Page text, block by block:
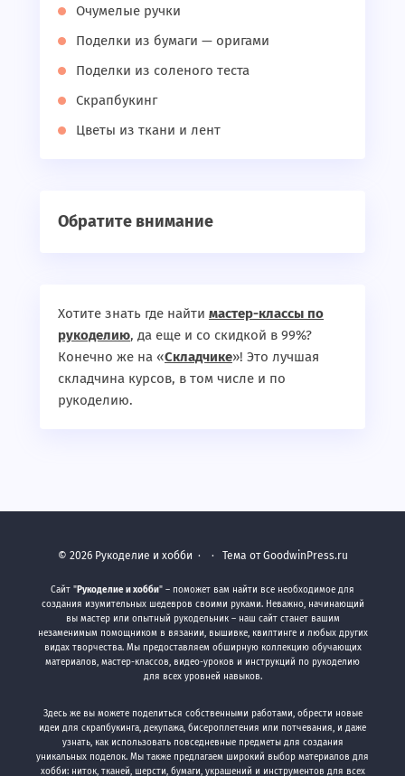
Очумелые ручки
Поделки из бумаги — оригами
Поделки из соленого теста
Скрапбукинг
Цветы из ткани и лент
Обратите внимание
Хотите знать где найти мастер-классы по
рукоделию, да еще и со скидкой в 99%?
Конечно же на «Складчике»! Это лучшая
складчина курсов, в том числе и по
рукоделию.
© 2026 Рукоделие и хобби · · Тема от GoodwinPress.ru
Сайт "Рукоделие и хобби" – поможет вам найти все необходимое для
создания изумительных шедевров своими руками. Неважно, начинающий
вы мастер или опытный рукодельник – наш сайт станет вашим
незаменимым помощником в вязании, вышивке, квилтинге и любых других
видах творчества. Мы предоставляем обширную коллекцию обучающих
материалов, мастер-классов, видео-уроков и инструкций по рукоделию
для всех уровней навыков.
Здесь же вы можете поделиться собственными работами, обрести новые
идеи для скрапбукинга, декупажа, бисероплетения или потчевания, и даже
узнать, как использовать повседневные предметы для создания
уникальных поделок. Мы также предлагаем широкий выбор материалов для
хобби: ниток, тканей, шерсти, бумаги, украшений и инструментов для всех